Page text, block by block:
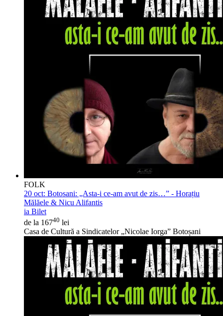
FOLK
20 oct: Botosani: „Asta-i ce-am avut de zis…” - Horațiu
Mălăele & Nicu Alifantis
ia Bilet
de la 16740 lei
Casa de Cultură a Sindicatelor „Nicolae Iorga” Botoșani